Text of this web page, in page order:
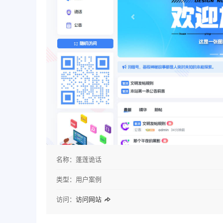
名称： 蓬莲诡话
类型： 用户案例
访问： 访问网站